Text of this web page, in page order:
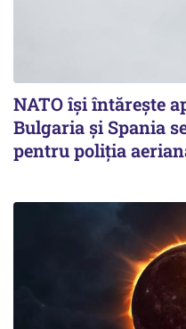
NATO își întărește
Bulgaria și Spania
pentru poliția